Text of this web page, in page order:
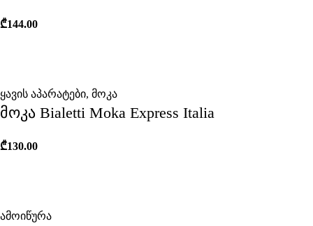
₾144.00
ყავის აპარატები, მოკა
მოკა Bialetti Moka Express Italia
₾130.00
ამოიწურა